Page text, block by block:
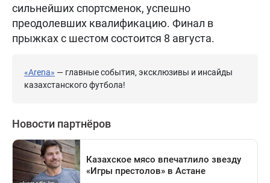
сильнейших спортсменок, успешно
преодолевших квалификацию. Финал в
прыжках с шестом состоится 8 августа.
«Arena» — главные события, эксклюзивы и инсайды
казахстанского футбола!